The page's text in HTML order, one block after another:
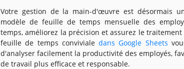
Votre gestion de la main-d'œuvre est désormais
modèle de feuille de temps mensuelle des
temps, améliorez la précision et assurez le
feuille de temps convivialedans Google Sheets
d'analyser facilement la productivité des employés,
de travail plus efficace et responsable.